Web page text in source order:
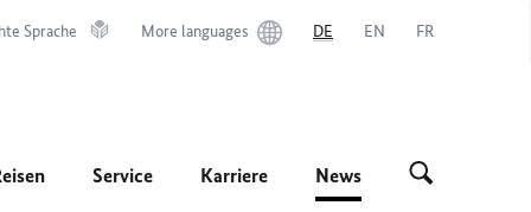
Sprache More languages DE EN FR
Service Karriere News